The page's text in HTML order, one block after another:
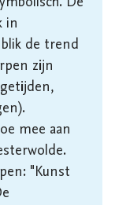
De
in
de trend
zijn
mee aan
"Kunst